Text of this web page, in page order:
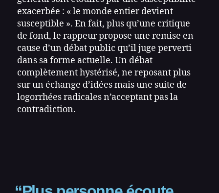
exacerbée : « le monde entier devient
susceptible ». En fait, plus qu’une critique
de fond, le rappeur propose une remise en
cause d’un débat public qu’il juge perverti
dans sa forme actuelle. Un débat
complètement hystérisé, ne reposant plus
sur un échange d’idées mais une suite de
logorrhées radicales n’acceptant pas la
contradiction.